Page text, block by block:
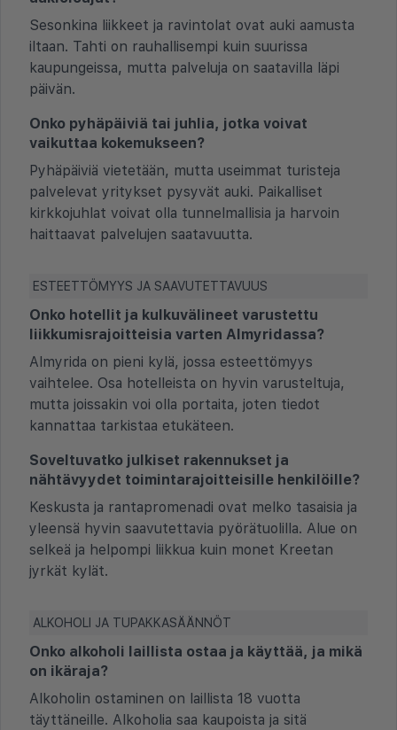
Sesonkina liikkeet ja ravintolat ovat auki aamusta
iltaan. Tahti on rauhallisempi kuin suurissa
kaupungeissa, mutta palveluja on saatavilla läpi
päivän.
Onko pyhäpäiviä tai juhlia, jotka voivat
vaikuttaa kokemukseen?
Pyhäpäiviä vietetään, mutta useimmat turisteja
palvelevat yritykset pysyvät auki. Paikalliset
kirkkojuhlat voivat olla tunnelmallisia ja harvoin
haittaavat palvelujen saatavuutta.
ESTEETTÖMYYS JA SAAVUTETTAVUUS
Onko hotellit ja kulkuvälineet varustettu
liikkumisrajoitteisia varten Almyridassa?
Almyrida on pieni kylä, jossa esteettömyys
vaihtelee. Osa hotelleista on hyvin varusteltuja,
mutta joissakin voi olla portaita, joten tiedot
kannattaa tarkistaa etukäteen.
Soveltuvatko julkiset rakennukset ja
nähtävyydet toimintarajoitteisille henkilöille?
Keskusta ja rantapromenadi ovat melko tasaisia ja
yleensä hyvin saavutettavia pyörätuolilla. Alue on
selkeä ja helpompi liikkua kuin monet Kreetan
jyrkät kylät.
ALKOHOLI JA TUPAKKASÄÄNNÖT
Onko alkoholi laillista ostaa ja käyttää, ja mikä
on ikäraja?
Alkoholin ostaminen on laillista 18 vuotta
täyttäneille. Alkoholia saa kaupoista ja sitä